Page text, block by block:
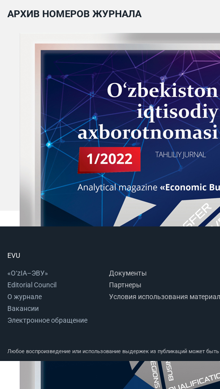
АРХИВ НОМЕРОВ ЖУРНАЛА
EVU
«O‘zIA–ЭВУ»
Editorial Council
О журнале
Вакансии
Электронное обращение
Документы
Партнеры
Условия использования
Любое воспроизведение или использование выдержек из публикаций может